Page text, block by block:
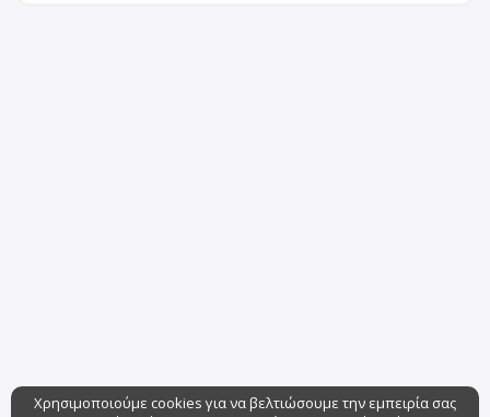
Χρησιμοποιούμε cookies για να βελτιώσουμε την εμπειρία σας